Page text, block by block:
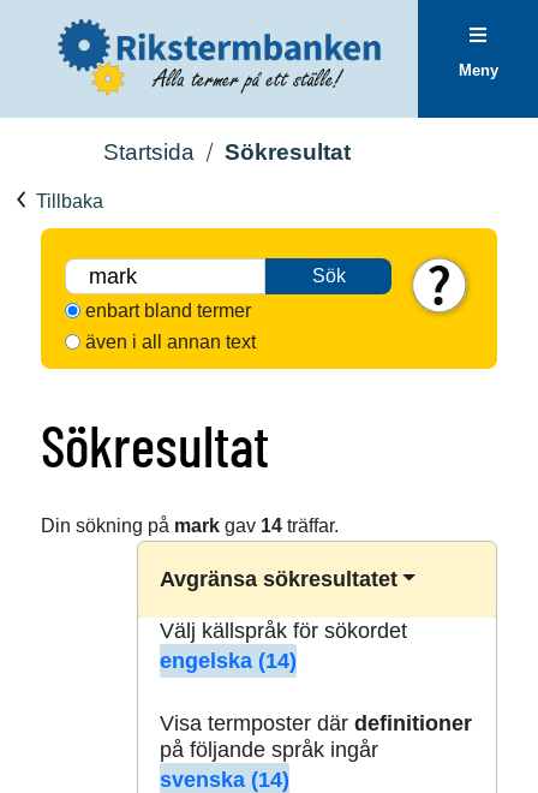
Meny
Startsida Sökresultat
Tillbaka
Sök
enbart bland termer
även i all annan text
Sökresultat
Din sökning på markgav 14träffar.
Avgränsa sökresultatet
Välj källspråk för sökordet
engelska (14)
Visa termposter där definitioner
på följande språk ingår
svenska (14)